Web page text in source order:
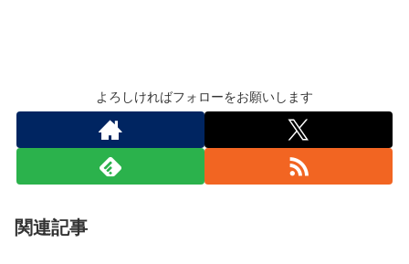
よろしければフォローをお願いします
関連記事